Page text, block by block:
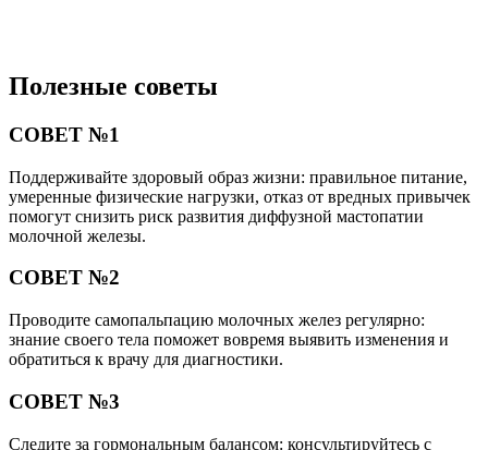
Полезные советы
СОВЕТ №1
Поддерживайте здоровый образ жизни: правильное питание,
умеренные физические нагрузки, отказ от вредных привычек
помогут снизить риск развития диффузной мастопатии
молочной железы.
СОВЕТ №2
Проводите самопальпацию молочных желез регулярно:
знание своего тела поможет вовремя выявить изменения и
обратиться к врачу для диагностики.
СОВЕТ №3
Следите за гормональным балансом: консультируйтесь с